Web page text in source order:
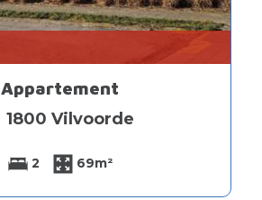
Appartement
1800 Vilvoorde
2 69m²